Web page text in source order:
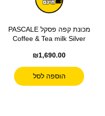
מכונת קפה פסקל PASCALE
Coffee & Tea milk Silver
₪1,690.00
הוספה לסל